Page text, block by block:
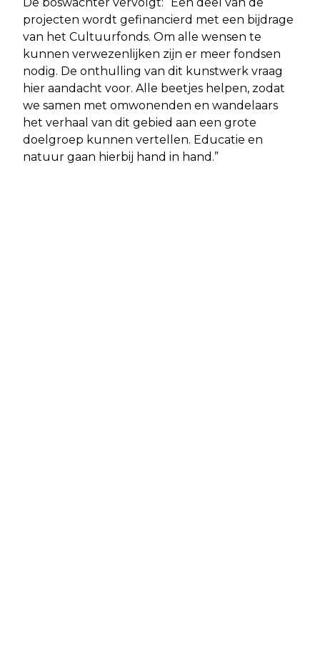
De boswachter vervolgt: “Een deel van de
projecten wordt gefinancierd met een bijdrage
van het Cultuurfonds. Om alle wensen te
kunnen verwezenlijken zijn er meer fondsen
nodig. De onthulling van dit kunstwerk vraag
hier aandacht voor. Alle beetjes helpen, zodat
we samen met omwonenden en wandelaars
het verhaal van dit gebied aan een grote
doelgroep kunnen vertellen. Educatie en
natuur gaan hierbij hand in hand.”